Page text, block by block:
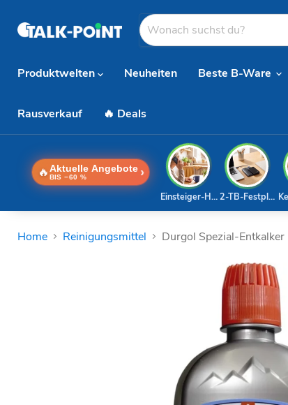
Produktwelten
Neuheiten Beste B-Ware
Rausverkauf 🔥 Deals
🔥 Aktuelle Angebote
BIS −60 % ›
2-TB-Festplatte
Einsteiger-Handy
Home Reinigungsmittel Durgol Spezial-